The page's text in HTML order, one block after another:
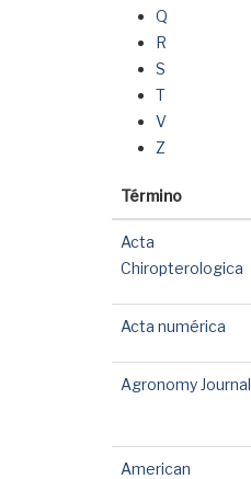
Q
R
S
T
V
Z
Término
Acta
Chiropterologica
Acta numérica
Agronomy Journal
American